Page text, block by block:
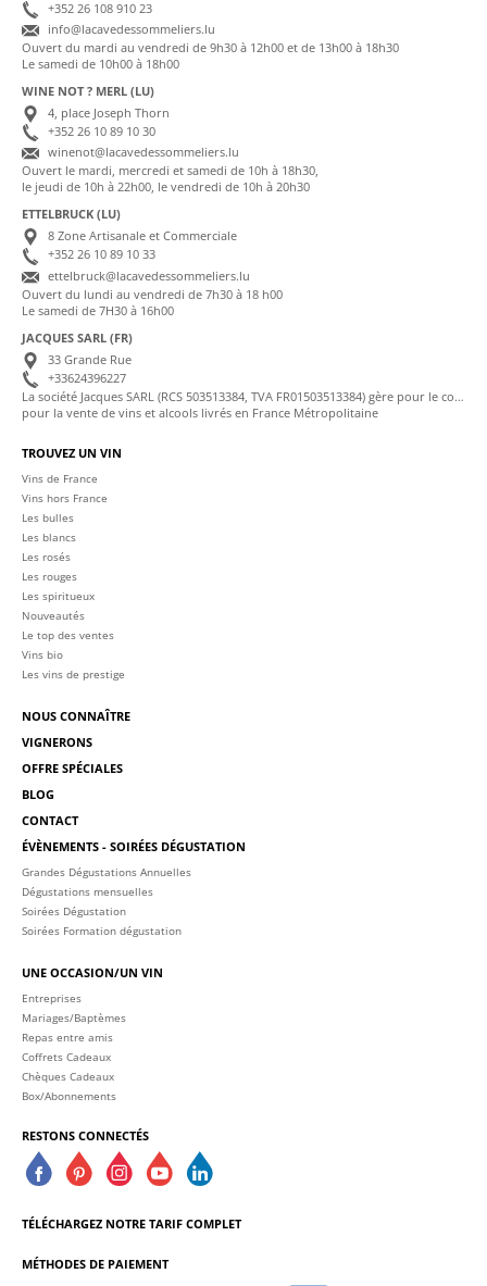
+352 26 108 910 23
info@lacavedessommeliers.lu
Ouvert du mardi au vendredi de 9h30 à 12h00 et de 13h00 à 18h30
Le samedi de 10h00 à 18h00
WINE NOT ? MERL (LU)
4, place Joseph Thorn
+352 26 10 89 10 30
winenot@lacavedessommeliers.lu
Ouvert le mardi, mercredi et samedi de 10h à 18h30,
le jeudi de 10h à 22h00, le vendredi de 10h à 20h30
ETTELBRUCK (LU)
8 Zone Artisanale et Commerciale
+352 26 10 89 10 33
ettelbruck@lacavedessommeliers.lu
Ouvert du lundi au vendredi de 7h30 à 18 h00
Le samedi de 7H30 à 16h00
JACQUES SARL (FR)
33 Grande Rue
+33624396227
La société Jacques SARL (RCS 503513384, TVA FR01503513384) gère pour le compte de La Cave des Sommeliers les transactions bancaires et la facturation
pour la vente de vins et alcools livrés en France Métropolitaine
TROUVEZ UN VIN
Vins de France
Vins hors France
Les bulles
Les blancs
Les rosés
Les rouges
Les spiritueux
Nouveautés
Le top des ventes
Vins bio
Les vins de prestige
NOUS CONNAÎTRE
VIGNERONS
OFFRE SPÉCIALES
BLOG
CONTACT
ÉVÈNEMENTS - SOIRÉES DÉGUSTATION
Grandes Dégustations Annuelles
Dégustations mensuelles
Soirées Dégustation
Soirées Formation dégustation
UNE OCCASION/UN VIN
Entreprises
Mariages/Baptèmes
Repas entre amis
Coffrets Cadeaux
Chèques Cadeaux
Box/Abonnements
RESTONS CONNECTÉS
TÉLÉCHARGEZ NOTRE TARIF COMPLET
MÉTHODES DE PAIEMENT